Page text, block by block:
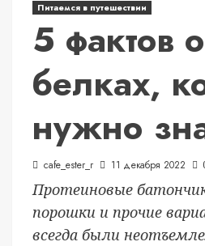
Питаемся в путешествии
5 фактов о
белках,
нужно
cafe_ester_r 11 декабря 2022
Протеиновые
порошки и прочие
всегда были